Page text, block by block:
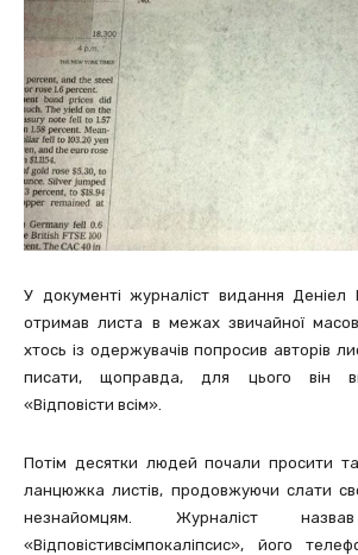
У документі журналіст видання Деніел
отримав листа в межах звичайної
хтось із одержувачів попросив авторів
писати, щоправда, для цього він
«Відповісти всім».
Потім десятки людей почали просити
ланцюжка листів, продовжуючи слати
незнайомцям. Журналіст
«Відповістивсімпокаліпсис», його